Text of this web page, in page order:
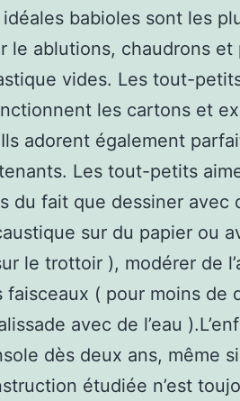
babioles sont les
le ablutions, chaudrons et
vides. Les tout-
les cartons et
adorent également
Les tout-petits
du fait que dessiner avec
sur du papier ou
le trottoir ), modérer de
faisceaux ( pour moins de
avec de l’eau
dès deux ans, même si
étudiée n’est